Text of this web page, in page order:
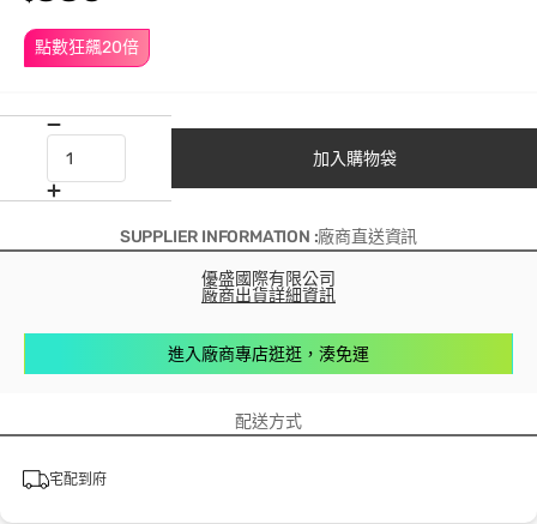
點數狂飆20倍
加入購物袋
SUPPLIER INFORMATION :廠商直送資訊
優盛國際有限公司
廠商出貨詳細資訊
進入廠商專店逛逛，湊免運
配送方式
宅配到府